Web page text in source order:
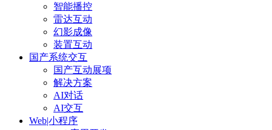
智能播控
雷达互动
幻影成像
装置互动
国产系统交互
国产互动展项
解决方案
AI对话
AI交互
Web|小程序